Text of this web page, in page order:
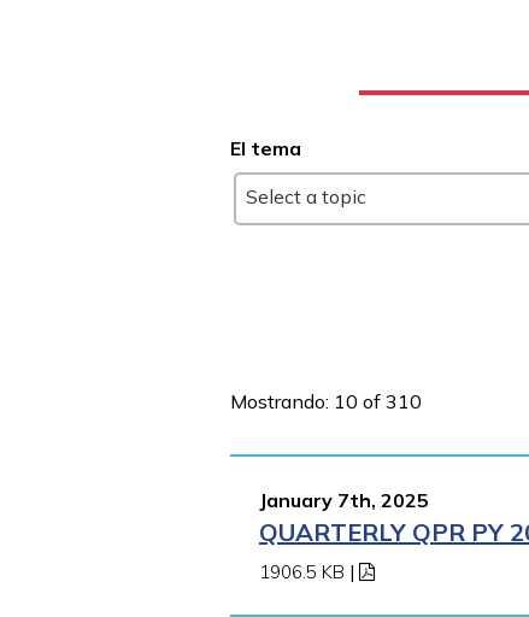
El tema
Select a topic
Mostrando: 10 of 310
January 7th, 2025
QUARTERLY QPR PY
1906.5 KB |